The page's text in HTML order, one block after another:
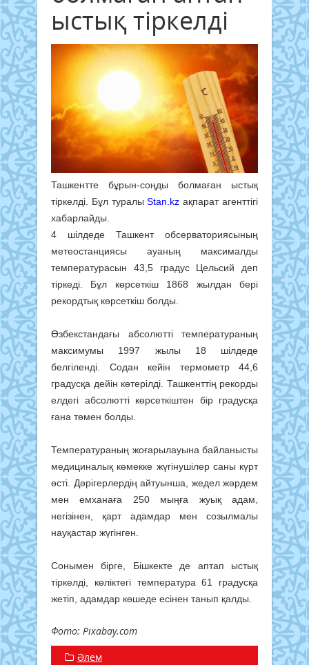
ыстық тіркелді
Ташкентте бұрын-соңды болмаған ыстық
тіркелді. Бұл туралыStan.kz ақпарат агенттігі
хабарлайды.
4 шілдеде Ташкент обсерваториясының
метеостанциясы ауаның максималды
температурасын 43,5 градус Цельсий деп
тіркеді. Бұл көрсеткіш 1868 жылдан бері
рекордтық көрсеткіш болды.
Өзбекстандағы абсолютті температураның
максимумы 1997 жылы 18 шілдеде
белгіленді. Содан кейін термометр 44,6
градусқа дейін көтерілді. Ташкенттің рекорды
елдегі абсолютті көрсеткіштен бір градусқа
ғана төмен болды.
Температураның жоғарылауына байланысты
медициналық көмекке жүгінушілер саны күрт
өсті. Дәрігерлердің айтуынша, жедел жәрдем
мен емханаға 250 мыңға жуық адам,
негізінен, қарт адамдар мен созылмалы
науқастар жүгінген.
Сонымен бірге, Бішкекте де аптап ыстық
тіркелді, көліктегі температура 61 градусқа
жетіп, адамдар көшеде есінен танып қалды.
Фото: Pixabay.com
Әлем